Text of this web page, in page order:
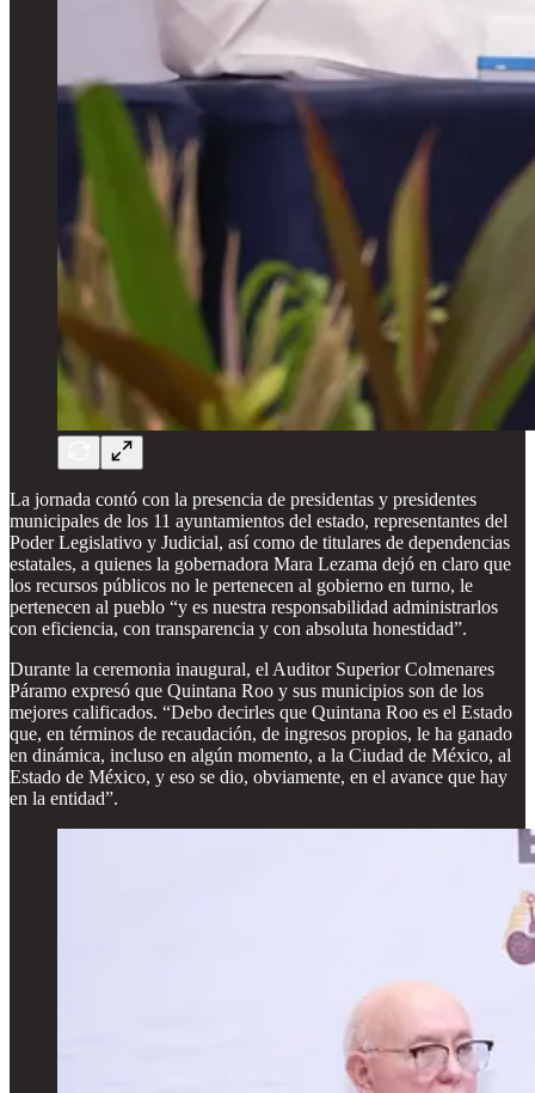
La jornada contó con la presencia de presidentas y presidentes
municipales de los 11 ayuntamientos del estado, representantes del
Poder Legislativo y Judicial, así como de titulares de dependencias
estatales, a quienes la gobernadora Mara Lezama dejó en claro que
los recursos públicos no le pertenecen al gobierno en turno, le
pertenecen al pueblo “y es nuestra responsabilidad administrarlos
con eficiencia, con transparencia y con absoluta honestidad”.
Durante la ceremonia inaugural, el Auditor Superior Colmenares
Páramo expresó que Quintana Roo y sus municipios son de los
mejores calificados. “Debo decirles que Quintana Roo es el Estado
que, en términos de recaudación, de ingresos propios, le ha ganado
en dinámica, incluso en algún momento, a la Ciudad de México, al
Estado de México, y eso se dio, obviamente, en el avance que hay
en la entidad”.